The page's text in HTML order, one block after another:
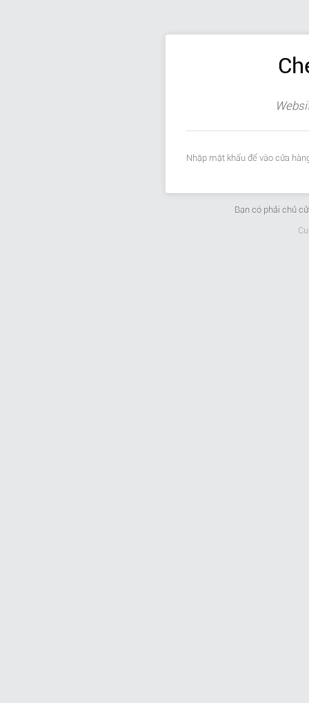
Nhập mật khẩu để vào cửa
Bạn có phải chủ